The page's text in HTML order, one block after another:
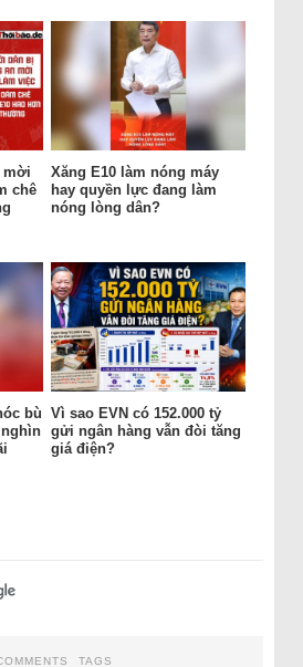
mời
chê
Xăng E10 làm nóng máy
hay quyền lực đang làm
nóng lòng dân?
bù Vì sao EVN có 152.000 tỷ
gửi ngân hàng vẫn đòi tăng
giá điện?
TAGS